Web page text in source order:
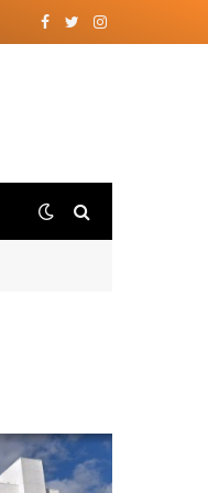
Facebook
TwitterInstagram